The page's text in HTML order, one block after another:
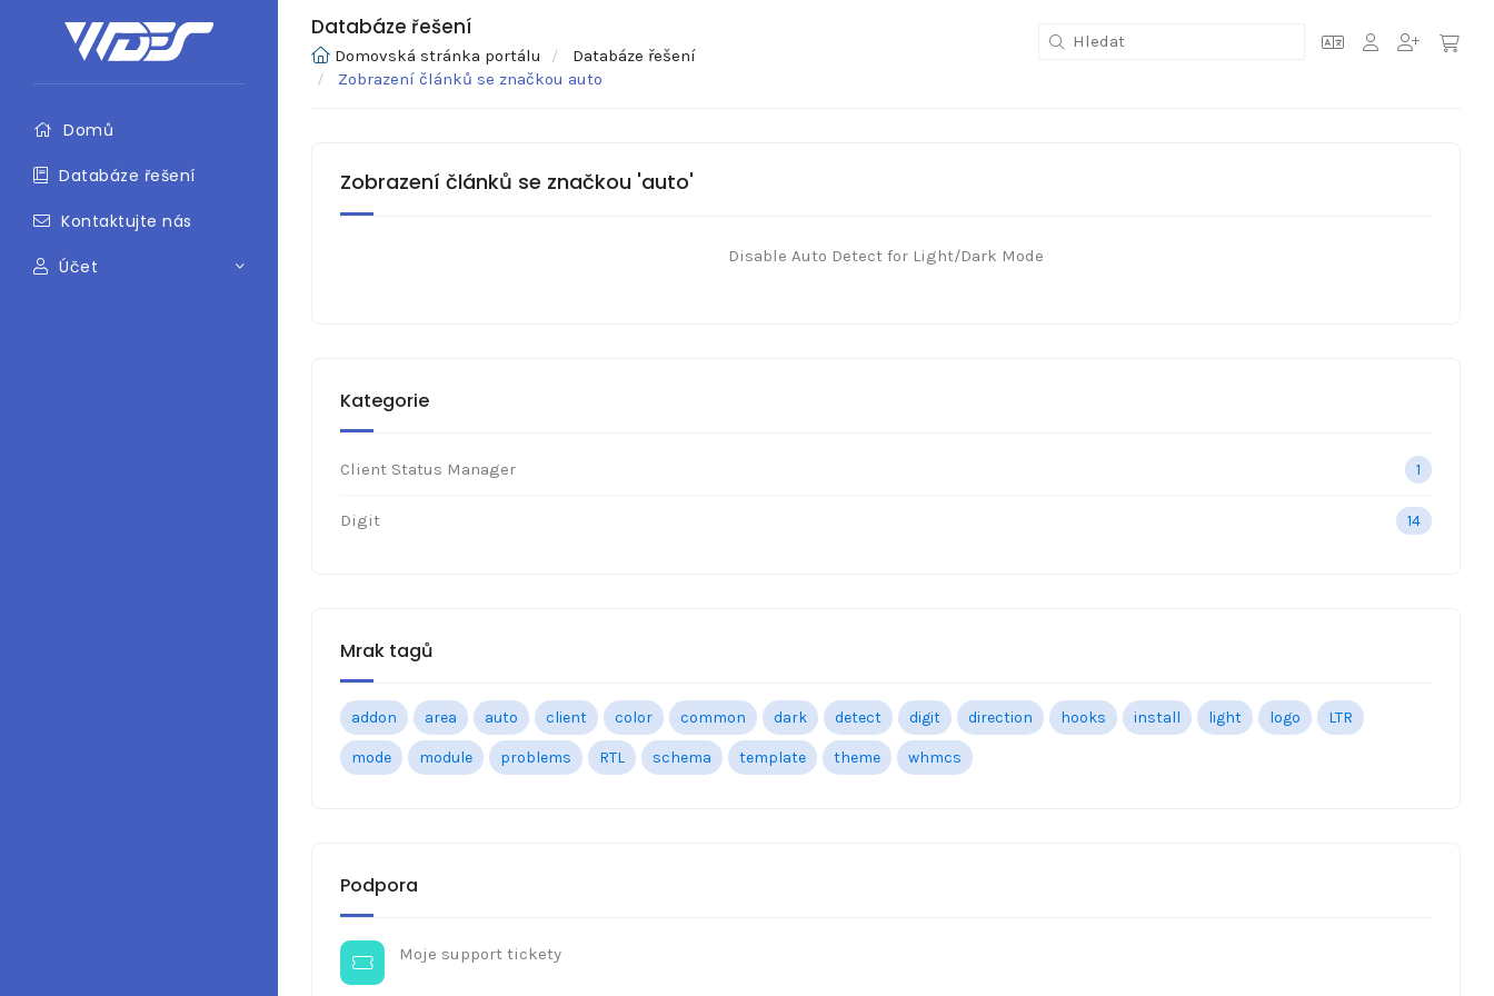
Domů
Databáze řešení
Kontaktujte nás
Účet
Databáze řešení
Domovská stránka portálu
Databáze řešení
Zobrazení článků se značkou auto
Kategorie
1
Client Status Manager
14
Digit
Mrak tagů
addon area auto client color common dark detect digit direction hooks install light logo LTR
mode module problems RTL schema template theme whmcs
Podpora
Moje support tickety
Zobrazení článků se značkou 'auto'
Disable Auto Detect for Light/Dark Mode